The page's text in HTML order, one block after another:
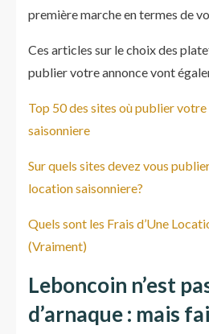
première marche en termes de
Ces articles sur le choix des
publier votre annonce vont
Top 50 des sites où publier
saisonniere
Sur quels sites devez vous
location saisonniere?
Quels sont les Frais d’Une
(Vraiment)
Leboncoin n’est
d’arnaque : mais